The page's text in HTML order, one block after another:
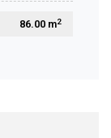
86.00 m2